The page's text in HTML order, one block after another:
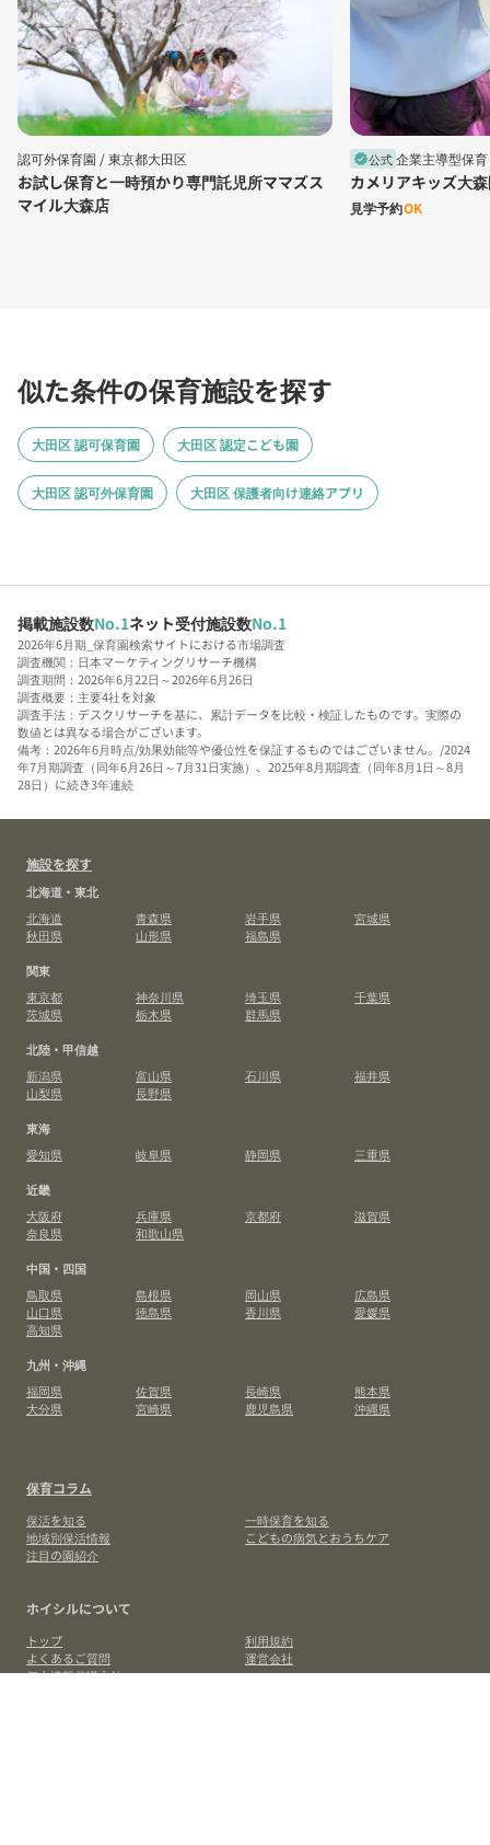
認可外保育園 /東京都大田区
お試し保育と一時預かり専門託児所ママズス
マイル大森店
verified公式企業主導型保
カメリアキッズ大
見学予約OK
似た条件の保育施設を探す
大田区 認可保育園 大田区 認定こども園
大田区 認可外保育園 大田区 保護者向け連絡アプリ
掲載施設数No.1ネット受付施設数No.1
2026年6月期_保育園検索サイトにおける市場調査
調査機関：日本マーケティングリサーチ機構
調査期間：2026年6月22日～2026年6月26日
調査概要：主要4社を対象
調査手法：デスクリサーチを基に、累計データを比較・検証したものです。実際の
数値とは異なる場合がございます。
備考：2026年6月時点/効果効能等や優位性を保証するものではございません。/2024
年7月期調査（同年6月26日～7月31日実施）、2025年8月期調査（同年8月1日～8月
28日）に続き3年連続
施設を探す
北海道・東北
北海道
青森県 岩手県
宮城県
秋田県
山形県
福島県
関東
東京都
神奈川県 埼玉県
千葉県
茨城県
栃木県
群馬県
北陸・甲信越
新潟県
富山県 石川県
福井県
山梨県
長野県
東海
愛知県
岐阜県 静岡県
三重県
近畿
大阪府
兵庫県 京都府
滋賀県
奈良県
和歌山県
中国・四国
鳥取県
島根県 岡山県
広島県
山口県
徳島県 香川県
愛媛県
高知県
九州・沖縄
福岡県
佐賀県 長崎県
熊本県
大分県
宮崎県 鹿児島県 沖縄県
保育コラム
保活を知る
一時保育を知る
地域別保活情報
こどもの病気とおうちケア
注目の園紹介
ホイシルについて
トップ
利用規約
よくあるご質問
運営会社
個人情報保護方針